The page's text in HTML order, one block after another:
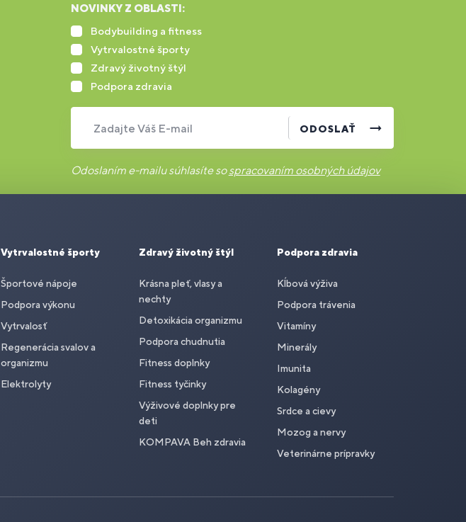
NOVINKY Z OBLASTI:
Bodybuilding a fitness
Vytrvalostné športy
Zdravý životný štýl
Podpora zdravia
Zadajte Váš E-mail ODOSLAŤ
Odoslaním e-mailu súhlasíte sospracovaním osobných údajov
Vytrvalostné športy
Športové nápoje
Podpora výkonu
Vytrvalosť
Regenerácia svalov a
organizmu
Elektrolyty
Zdravý životný štýl
Krásna pleť, vlasy a
nechty
Detoxikácia organizmu
Podpora chudnutia
Fitness doplnky
Fitness tyčinky
Výživové doplnky pre
deti
KOMPAVA Beh zdravia
Podpora zdravia
Kĺbová výživa
Podpora trávenia
Vitamíny
Minerály
Imunita
Kolagény
Srdce a cievy
Mozog a nervy
Veterinárne prípravky